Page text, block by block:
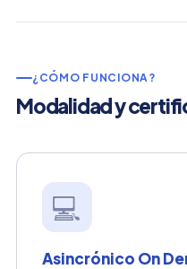
¿CÓMO FUNCIONA?
Modalidad y
💻
Asincrónico On